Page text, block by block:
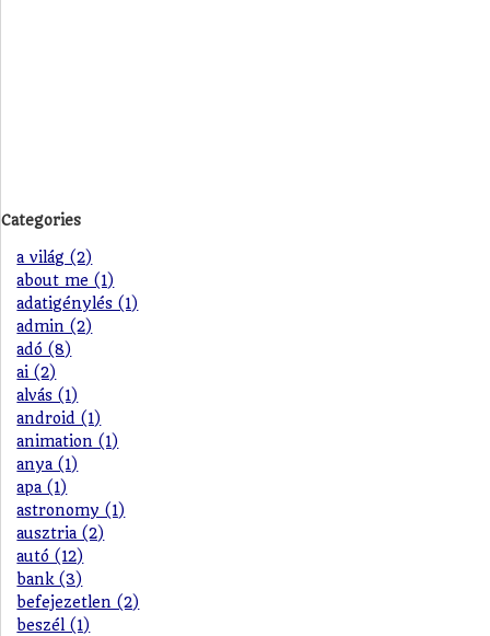
Categories
a világ (2)
about me (1)
adatigénylés (1)
admin (2)
adó (8)
ai (2)
alvás (1)
android (1)
animation (1)
anya (1)
apa (1)
astronomy (1)
ausztria (2)
autó (12)
bank (3)
befejezetlen (2)
beszél (1)